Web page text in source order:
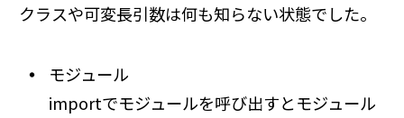
クラスや可変長引数は何も知らない状態でした。
モジュール
importでモジュールを呼び出すとモジュール